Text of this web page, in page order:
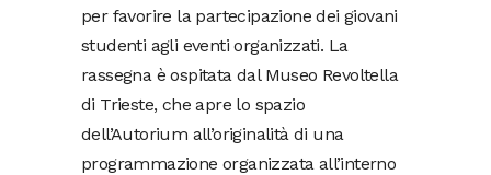
per favorire la partecipazione dei giovani
studenti agli eventi organizzati. La
rassegna è ospitata dal Museo Revoltella
di Trieste, che apre lo spazio
dell’Autorium all’originalità di una
programmazione organizzata all’interno